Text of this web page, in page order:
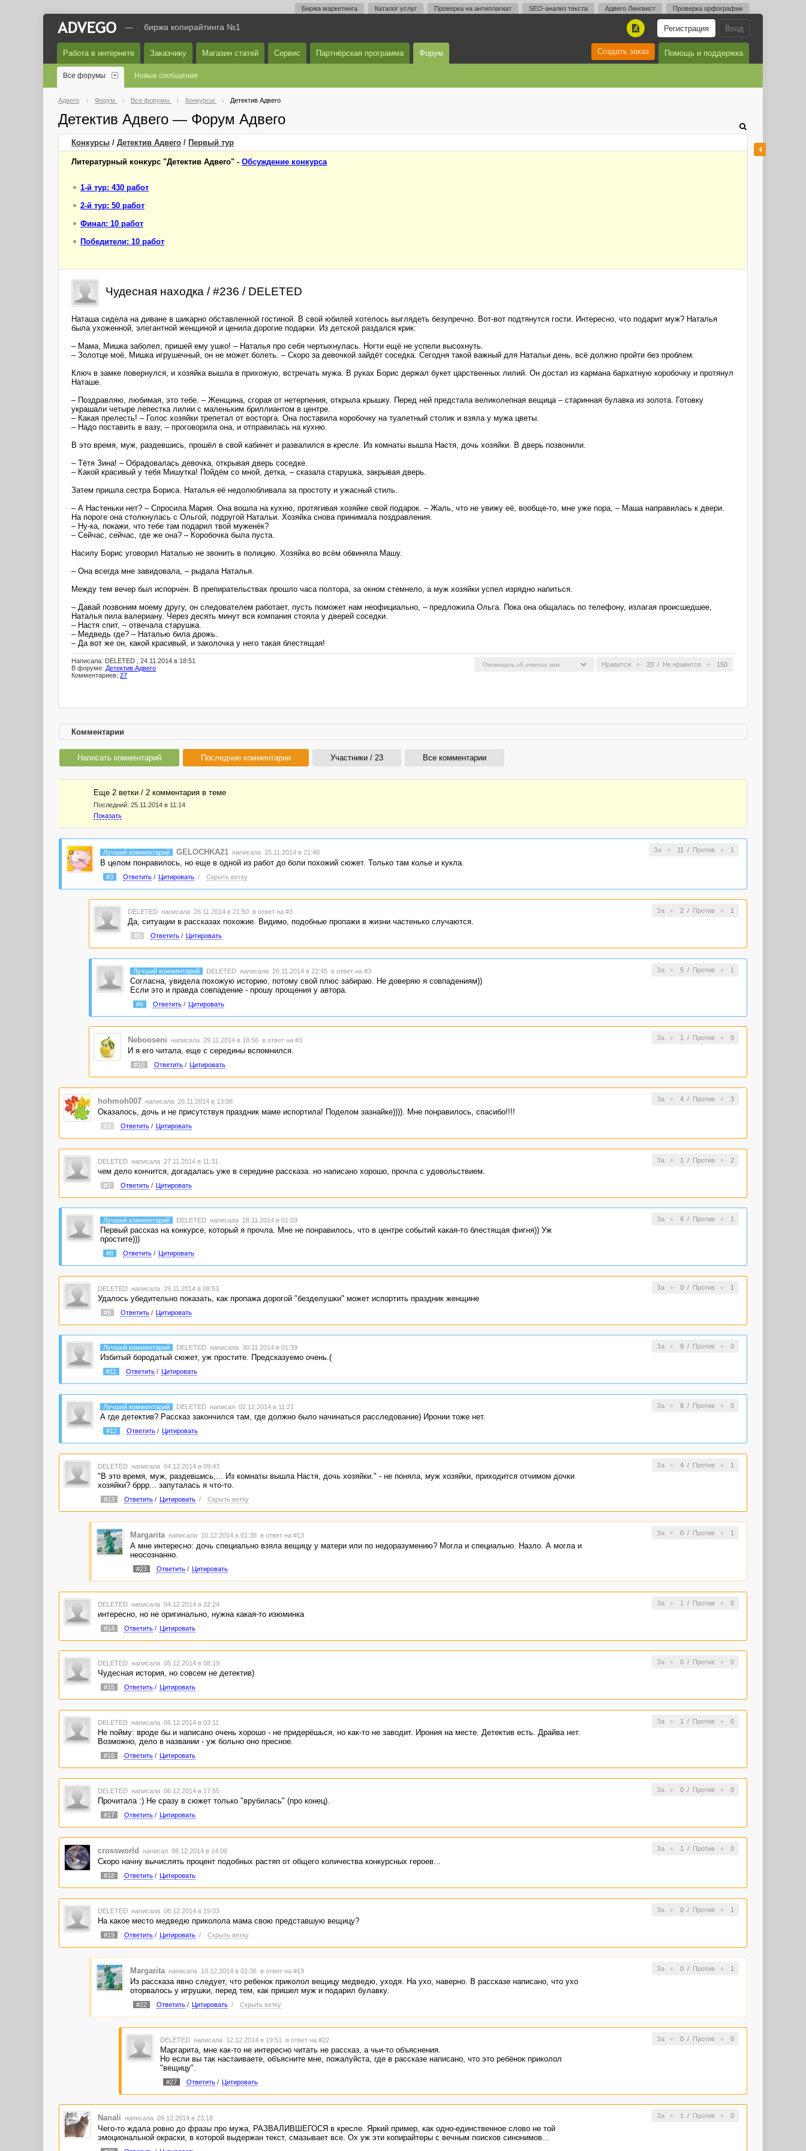
Биржа маркетинга Каталог услуг Проверка на антиплагиат SEO-анализ текста Адвего Лингвист Проверка орфографии
Вход
Регистрация
A
— биржа копирайтинга №1
Работа в интернете Заказчику Магазин статей Сервис Партнёрская программа Форум Помощь и поддержка
Создать заказ
Все форумы Новые сообщения
Адвего Форум Все форумы Конкурсы Детектив Адвего
Детектив Адвего — Форум Адвего
Конкурсы / Детектив Адвего / Первый тур
Литературный конкурс "Детектив Адвего" - Обсуждение конкурса
1-й тур: 430 работ
2-й тур: 50 работ
Финал: 10 работ
Победители: 10 работ
Чудесная находка / #236 / DELETED
Наташа сидела на диване в шикарно обставленной гостиной. В свой юбилей хотелось выглядеть безупречно. Вот-вот подтянутся гости. Интересно, что подарит муж? Наталья
была ухоженной, элегантной женщиной и ценила дорогие подарки. Из детской раздался крик:
– Мама, Мишка заболел, пришей ему ушко! – Наталья про себя чертыхнулась. Ногти ещё не успели высохнуть.
– Золотце моё, Мишка игрушечный, он не может болеть. – Скоро за девочкой зайдёт соседка. Сегодня такой важный для Натальи день, всё должно пройти без проблем.
Ключ в замке повернулся, и хозяйка вышла в прихожую, встречать мужа. В руках Борис держал букет царственных лилий. Он достал из кармана бархатную коробочку и протянул
Наташе.
– Поздравляю, любимая, это тебе. – Женщина, сгорая от нетерпения, открыла крышку. Перед ней предстала великолепная вещица – старинная булавка из золота. Готовку
украшали четыре лепестка лилии с маленьким бриллиантом в центре.
– Какая прелесть! – Голос хозяйки трепетал от восторга. Она поставила коробочку на туалетный столик и взяла у мужа цветы.
– Надо поставить в вазу, – проговорила она, и отправилась на кухню.
В это время, муж, раздевшись, прошёл в свой кабинет и развалился в кресле. Из комнаты вышла Настя, дочь хозяйки. В дверь позвонили.
– Тётя Зина! – Обрадовалась девочка, открывая дверь соседке.
– Какой красивый у тебя Мишутка! Пойдём со мной, детка, – сказала старушка, закрывая дверь.
Затем пришла сестра Бориса. Наталья её недолюбливала за простоту и ужасный стиль.
– А Настеньки нет? – Спросила Мария. Она вошла на кухню, протягивая хозяйке свой подарок. – Жаль, что не увижу её, вообще-то, мне уже пора, – Маша направилась к двери.
На пороге она столкнулась с Ольгой, подругой Натальи. Хозяйка снова принимала поздравления.
– Ну-ка, покажи, что тебе там подарил твой муженёк?
– Сейчас, сейчас, где же она? – Коробочка была пуста.
Насилу Борис уговорил Наталью не звонить в полицию. Хозяйка во всём обвиняла Машу.
– Она всегда мне завидовала, – рыдала Наталья.
Между тем вечер был испорчен. В препирательствах прошло часа полтора, за окном стемнело, а муж хозяйки успел изрядно напиться.
– Давай позвоним моему другу, он следователем работает, пусть поможет нам неофициально, – предложила Ольга. Пока она общалась по телефону, излагая происшедшее,
Наталья пила валериану. Через десять минут вся компания стояла у дверей соседки.
– Настя спит, – отвечала старушка.
– Медведь где? – Наталью била дрожь.
– Да вот же он, какой красивый, и заколочка у него такая блестящая!
Нравится 20 / Не нравится 150
Написала: DELETED , 24.11.2014 в 18:51
В форуме: Детектив Адвего
Комментариев: 27
Комментарии
Написать комментарий Последние комментарии Участники / 23 Все комментарии
Еще 2 ветки / 2 комментария в темe
Последний: 25.11.2014 в 11:14
Показать
За 11 / Против 1
Лучший комментарий GELOCHKA21 написала 25.11.2014 в 21:40
В целом понравилось, но еще в одной из работ до боли похожий сюжет. Только там колье и кукла.
#3 Ответить/ Цитировать / Скрыть ветку
За 2/ Против 1
DELETED написала 26.11.2014 в 21:50 в ответ на #3
Да, ситуации в рассказах похожие. Видимо, подобные пропажи в жизни частенько случаются.
#5 Ответить/ Цитировать
За 5/ Против 1
Лучший комментарий DELETED написала 26.11.2014 в 22:45 в ответ на #3
Согласна, увидела похожую историю, потому свой плюс забираю. Не доверяю я совпадениям))
Если это и правда совпадение - прошу прощения у автора.
#6 Ответить/ Цитировать
За 1 / Против 0
Nebooseni написала 29.11.2014 в 18:56 в ответ на #3
И я его читала, еще с середины вспомнился.
#10 Ответить/ Цитировать
За 4/ Против 3
hohmoh007 написала 26.11.2014 в 13:08
Оказалось, дочь и не присутствуя праздник маме испортила! Поделом зазнайке)))). Мне понравилось, спасибо!!!!
#4 Ответить/ Цитировать
За 1 / Против 2
DELETED написала 27.11.2014 в 11:31
чем дело кончится, догадалась уже в середине рассказа. но написано хорошо, прочла с удовольствием.
#7 Ответить/ Цитировать
За 6/ Против 1
Лучший комментарий DELETED написала 28.11.2014 в 01:03
Первый рассказ на конкурсе, который я прочла. Мне не понравилось, что в центре событий какая-то блестящая фигня)) Уж
простите)))
#8 Ответить/ Цитировать
За 0/ Против 1
DELETED написала 29.11.2014 в 08:53
Удалось убедительно показать, как пропажа дорогой "безделушки" может испортить праздник женщине
#9 Ответить/ Цитировать
За 9/ Против 0
Лучший комментарий DELETED написала 30.11.2014 в 01:39
Избитый бородатый сюжет, уж простите. Предсказуемо очень.(
#11 Ответить/ Цитировать
За 8/ Против 0
Лучший комментарий DELETED написал 02.12.2014 в 11:21
А где детектив? Рассказ закончился там, где должно было начинаться расследование) Иронии тоже нет.
#12 Ответить/ Цитировать
За 4/ Против 1
DELETED написала 04.12.2014 в 09:43
"В это время, муж, раздевшись,... Из комнаты вышла Настя, дочь хозяйки." - не поняла, муж хозяйки, приходится отчимом дочки
хозяйки? бррр... запуталась я что-то.
#13 Ответить/ Цитировать / Скрыть ветку
За 0/ Против 1
Margarita написала 10.12.2014 в 01:38 в ответ на #13
А мне интересно: дочь специально взяла вещицу у матери или по недоразумению? Могла и специально. Назло. А могла и
неосознанно.
#23 Ответить/ Цитировать
За 1 / Против 0
DELETED написала 04.12.2014 в 22:24
интересно, но не оригинально, нужна какая-то изюминка
#14 Ответить/ Цитировать
За 0/ Против 0
DELETED написала 05.12.2014 в 08:19
Чудесная история, но совсем не детектив)
#15 Ответить/ Цитировать
За 1 / Против 0
DELETED написала 06.12.2014 в 03:11
Не пойму: вроде бы и написано очень хорошо - не придерёшься, но как-то не заводит. Ирония на месте. Детектив есть. Драйва нет.
Возможно, дело в названии - уж больно оно пресное.
#16 Ответить/ Цитировать
За 0/ Против 0
DELETED написала 06.12.2014 в 17:55
Прочитала :) Не сразу в сюжет только "врубилась" (про конец).
#17 Ответить/ Цитировать
За 1 / Против 0
crossworld написал 08.12.2014 в 14:00
Скоро начну вычислять процент подобных растяп от общего количества конкурсных героев...
#18 Ответить/ Цитировать
За 0/ Против 1
DELETED написала 08.12.2014 в 19:03
На какое место медведю приколола мама свою представшую вещицу?
#19 Ответить/ Цитировать / Скрыть ветку
За 0/ Против 1
Margarita написала 10.12.2014 в 01:36 в ответ на #19
Из рассказа явно следует, что ребенок приколол вещицу медведю, уходя. На ухо, наверно. В рассказе написано, что ухо
оторвалось у игрушки, перед тем, как пришел муж и подарил булавку.
#22 Ответить/ Цитировать / Скрыть ветку
За 0/ Против 0
DELETED написала 12.12.2014 в 19:51 в ответ на #22
Маргарита, мне как-то не интересно читать не рассказ, а чьи-то объяснения.
Но если вы так настаиваете, объясните мне, пожалуйста, где в рассказе написано, что это ребёнок приколол
"вещицу".
#27 Ответить/ Цитировать
За 1/ Против 0
Nanali написала 09.12.2014 в 23:18
Чего-то ждала ровно до фразы про мужа, РАЗВАЛИВШЕГОСЯ в кресле. Яркий пример, как одно-единственное слово не той
эмоциональной окраски, в которой выдержан текст, смазывает все. Ох уж эти копирайтеры с вечным поисков синонимов...